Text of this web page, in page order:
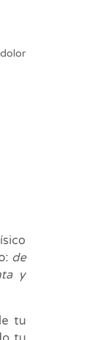
de
y
tu